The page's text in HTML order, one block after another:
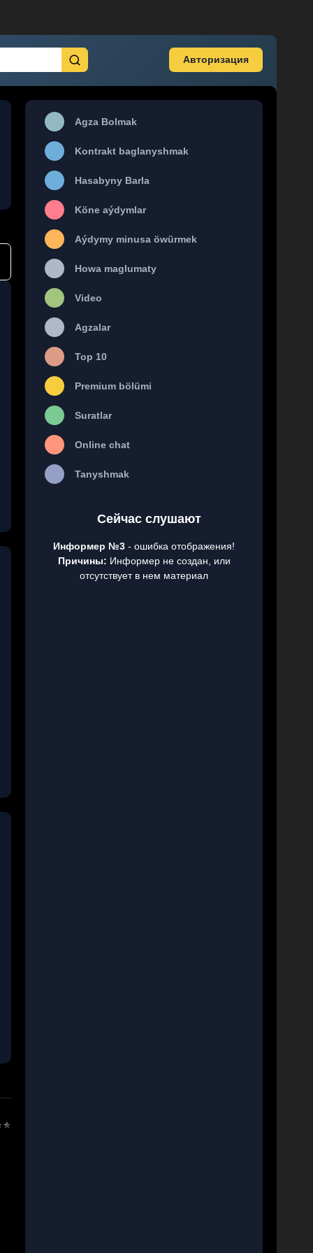
Авторизация
Agza Bolmak
Kontrakt baglanyshmak
Hasabyny Barla
Köne aýdymlar
Aýdymy minusa öwürmek
Howa maglumaty
Video
Agzalar
Top 10
Premium bölümi
Suratlar
Online chat
Tanyshmak
Сейчас слушают
Информер №3 - ошибка отображения!
Причины: Информер не создан, или
отсутствует в нем материал